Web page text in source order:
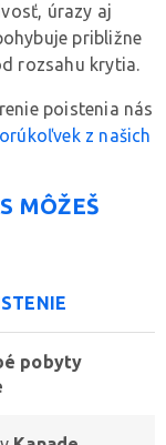
úrazy aj
približne
rozsahu krytia.
poistenia nás
z našich
MÔŽEŠ
pobyty